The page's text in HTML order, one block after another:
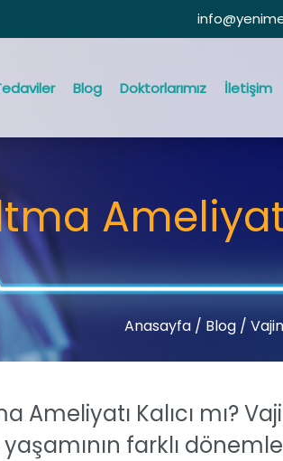
Blog Doktorlarımız İletişim
Ameliyatı
Anasayfa / Blog /
Ameliyatı Kalıcı mı?
yaşamının farklı